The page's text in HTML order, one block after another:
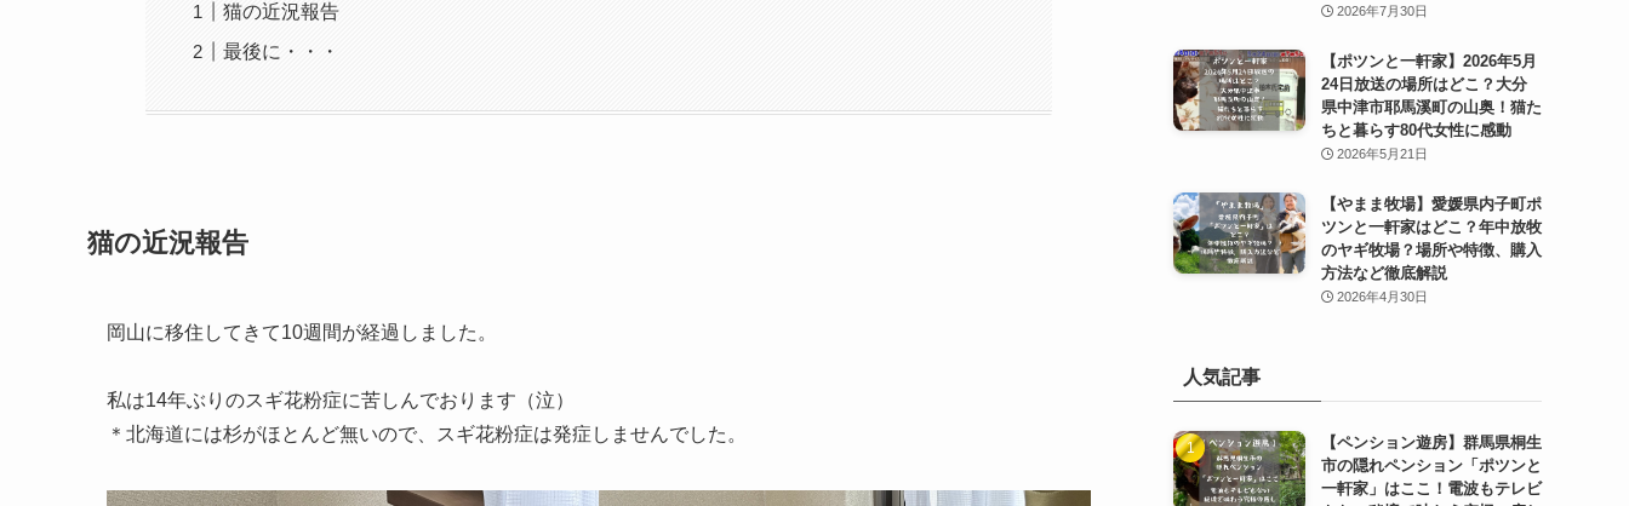
猫の近況報告
最後に・・・
猫の近況報告
岡山に移住してきて10週間が経過しました。
私は14年ぶりのスギ花粉症に苦しんでおります（泣）
＊北海道には杉がほとんど無いので、スギ花粉症は発症しませんでした。
2026年7月30日
【ポツンと一軒家】2026年5月
24日放送の場所はどこ？大分
県中津市耶馬溪町の山奥！猫た
ちと暮らす80代女性に感動
2026年5月21日
【やまま牧場】愛媛県内子町ポ
ツンと一軒家はどこ？年中放牧
のヤギ牧場？場所や特徴、購入
方法など徹底解説
2026年4月30日
人気記事
【ペンション遊房】群馬県桐生
市の隠れペンション「ポツンと
一軒家」はここ！電波もテレビ